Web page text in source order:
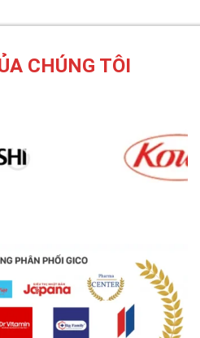
CHÚNG TÔI